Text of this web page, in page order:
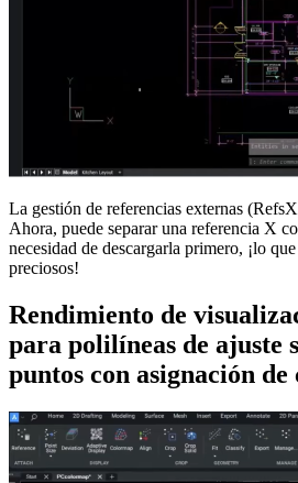
La gestión de referencias externas
Ahora, puede separar una referencia X
necesidad de descargarla primero, ¡lo
preciosos!
Rendimiento de
para polilíneas de ajuste
puntos con asignación de